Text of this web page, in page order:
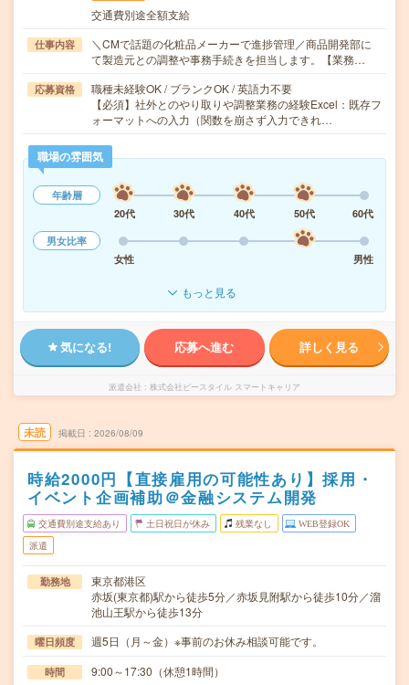
交通費別途全額支給
仕事内容
＼CMで話題の化粧品メーカーで進捗管理／商品開発部に
て製造元との調整や事務手続きを担当します。【業務…
応募資格
職種未経験OK / ブランクOK / 英語力不要
【必須】社外とのやり取りや調整業務の経験Excel：既存フ
ォーマットへの入力（関数を崩さず入力できれ…
職場の雰囲気
年齢層
20代
30代 40代 50代
60代
男女比率
女性
男性
もっと見る
気になる! 応募へ進む 詳しく見る
派遣会社 株式会社ビースタイル スマートキャリア
未読 掲載日 2026/08/09
時給2000円【直接雇用の可能性あり】採用・
イベント企画補助＠金融システム開発
交通費別途支給あり 土日祝日が休み 残業なし WEB登録OK
派遣
勤務地
東京都港区
赤坂(東京都)駅から徒歩5分／赤坂見附駅から徒歩10分／溜
池山王駅から徒歩13分
曜日頻度 週5日（月～金）※事前のお休み相談可能です。
時間 9:00～17:30（休憩1時間）